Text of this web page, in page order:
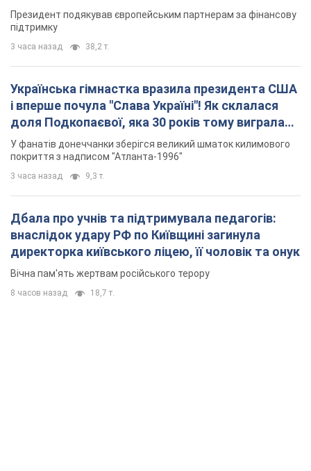
Президент подякував європейським партнерам за фінансову
підтримку
3 часа назад 38,2 т.
Українська гімнастка вразила президента США
і вперше почула "Слава Україні"! Як склалася
доля Подкопаєвої, яка 30 років тому виграла
"золото" Олімпіади
У фанатів донеччанки зберігся великий шматок килимового
покриття з надписом "Атланта-1996"
3 часа назад 9,3 т.
Дбала про учнів та підтримувала педагогів:
внаслідок удару РФ по Київщині загинула
директорка київського ліцею, її чоловік та онук
Вічна пам'ять жертвам російського терору
8 часов назад 18,7 т.